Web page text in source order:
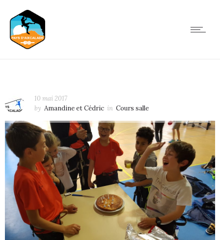
10 mai 2017
by Amandine et Cédric in Cours salle